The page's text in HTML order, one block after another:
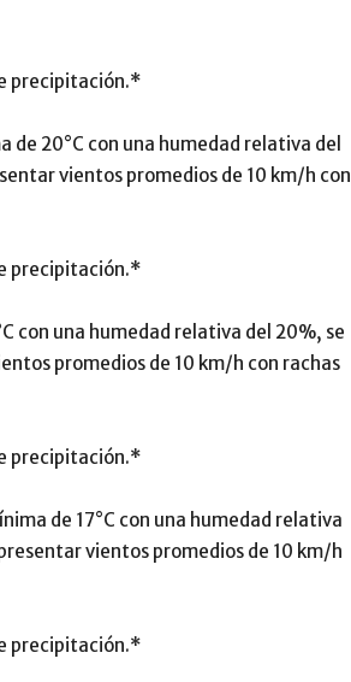
precipitación.*
20°C con una humedad relativa del
vientos promedios de 10 km/h con
precipitación.*
con una humedad relativa del 20%, se
promedios de 10 km/h con rachas
precipitación.*
de 17°C con una humedad relativa
vientos promedios de 10 km/h
precipitación.*